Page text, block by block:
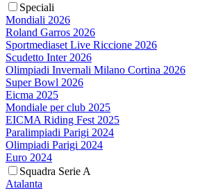
Speciali
Mondiali 2026
Roland Garros 2026
Sportmediaset Live Riccione 2026
Scudetto Inter 2026
Olimpiadi Invernali Milano Cortina 2026
Super Bowl 2026
Eicma 2025
Mondiale per club 2025
EICMA Riding Fest 2025
Paralimpiadi Parigi 2024
Olimpiadi Parigi 2024
Euro 2024
Squadra Serie A
Atalanta